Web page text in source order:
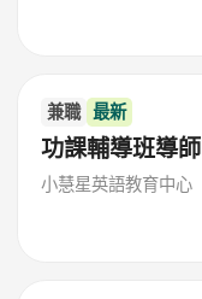
兼職 最新
功課輔導班導師
小慧星英語教育中心